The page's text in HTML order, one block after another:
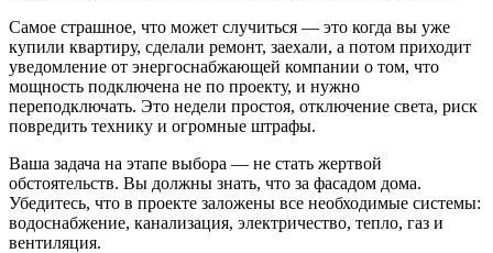
Самое страшное, что может случиться — это когда вы уже
купили квартиру, сделали ремонт, заехали, а потом приходит
уведомление от энергоснабжающей компании о том, что
мощность подключена не по проекту, и нужно
переподключать. Это недели простоя, отключение света, риск
повредить технику и огромные штрафы.
Ваша задача на этапе выбора — не стать жертвой
обстоятельств. Вы должны знать, что за фасадом дома.
Убедитесь, что в проекте заложены все необходимые системы:
водоснабжение, канализация, электричество, тепло, газ и
вентиляция.